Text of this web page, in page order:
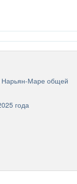
Нарьян-Маре общей
года